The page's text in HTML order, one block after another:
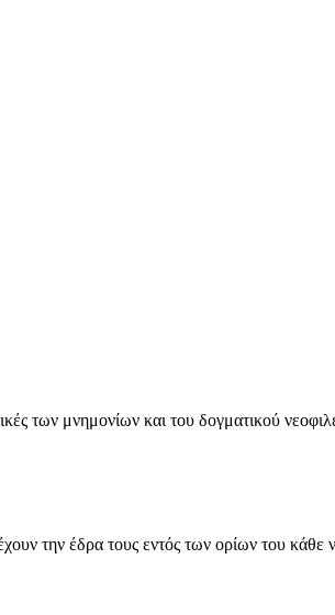
των μνημονίων και του δογματικού
την έδρα τους εντός των ορίων του κάθε